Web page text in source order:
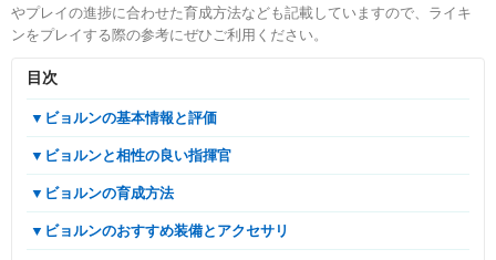
やプレイの進捗に合わせた育成方法なども記載していますので、ライキ
ンをプレイする際の参考にぜひご利用ください。
目次
▼ビョルンの基本情報と評価
▼ビョルンと相性の良い指揮官
▼ビョルンの育成方法
▼ビョルンのおすすめ装備とアクセサリ